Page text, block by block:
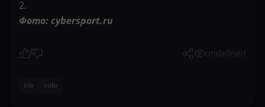
2.
Фото: cybersport.ru
undefined
nix solo